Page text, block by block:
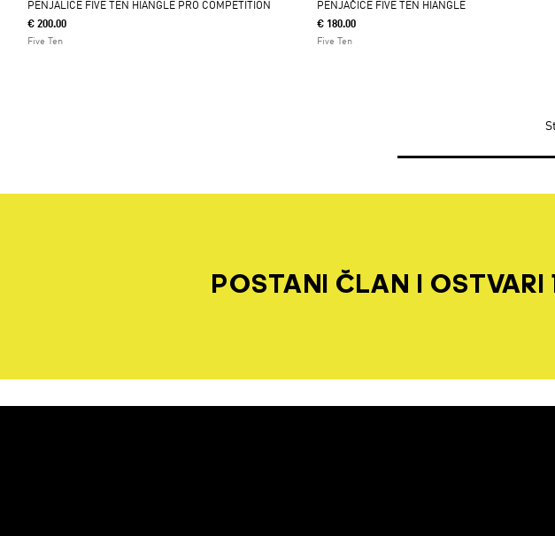
PENJALICE FIVE TEN HIANGLE PRO COMPETITION
€ 200.00
Five Ten
PENJAČICE FIVE TEN HIANGLE
€ 180.00
Five Ten
POSTANI ČLAN I OSTVARI